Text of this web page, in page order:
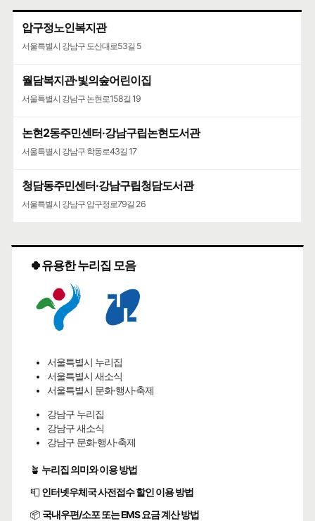
압구정노인복지관
서울특별시 강남구 도산대로53길 5
월담복지관·빛의숲어린이집
서울특별시 강남구 논현로158길 19
논현2동주민센터·강남구립논현도서관
서울특별시 강남구 학동로43길 17
청담동주민센터·강남구립청담도서관
서울특별시 강남구 압구정로79길 26
🍀유용한 누리집 모음
서울특별시 누리집
서울특별시 새소식
서울특별시 문화·행사·축제
강남구 누리집
강남구 새소식
강남구 문화·행사·축제
🪴 누리집 의미와 이용 방법
📮 인터넷우체국 사전접수 할인 이용 방법
📦 국내우편/소포 또는 EMS 요금 계산 방법